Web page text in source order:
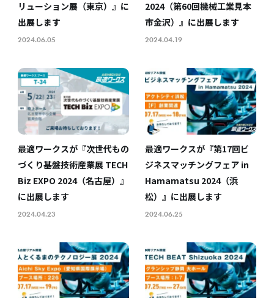
リューション展（東京）』に
出展します
2024.06.05
2024（第60回機械工業見本
市金沢）』に出展します
2024.04.19
最適ワークスが『次世代もの
づくり基盤技術産業展 TECH
Biz EXPO 2024（名古屋）』
に出展します
2024.04.23
最適ワークスが『第17回ビ
ジネスマッチングフェア in
Hamamatsu 2024（浜
松）』に出展します
2024.06.25